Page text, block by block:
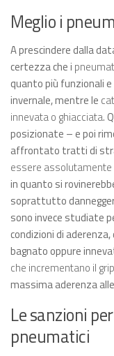
Meglio i
A prescindere dalla
certezza che i
quanto più funzionali
invernale, mentre le
innevata o ghiacciata.
posizionate – e poi
affrontato tratti di
essere
in quanto si
soprattutto
sono invece studiate
condizioni di
bagnato oppure
che incrementano il grip
massima aderenza
Le sanzioni
pneumatici